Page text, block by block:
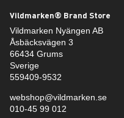
Vildmarken® Brand Store
Vildmarken Nyängen AB
Åsbäcksvägen 3
66434 Grums
Sverige
559409-9532
webshop@vildmarken.se
010-45 99 012